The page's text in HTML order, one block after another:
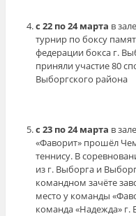
с 22 по 24 марта в
турнир по боксу
федерации бокса г.
приняли участие 80
Выборгского района
с 23 по 24 марта в
«Фаворит» прошёл
теннису. В
из г. Выборга и
командном зачёте
место у команды
команда «Надежда» г.